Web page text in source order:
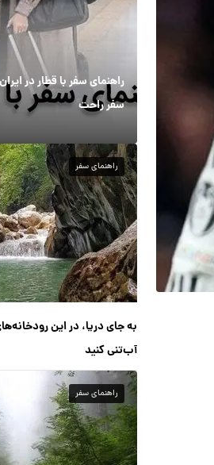
راهنمای سفر با قطار در
سفر راحت
راهنمای سفر
به جای دریا، در این
آب‌تنی کنید
راهنمای سفر